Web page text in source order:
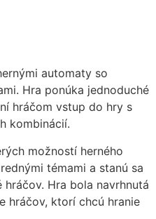
automaty so
Hra ponúka jednoduché
hráčom vstup do hry s
kombinácií.
možností herného
témami a stanú sa
Hra bola navrhnutá
hráčov, ktorí chcú hranie